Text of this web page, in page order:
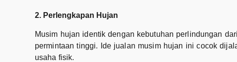
2. Perlengkapan Hujan
Musim hujan identik dengan kebutuhan perlindungan
permintaan tinggi. Ide jualan musim hujan ini cocok
usaha fisik.